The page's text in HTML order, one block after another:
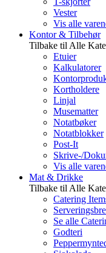
Vester
Vis alle
Kontor & Tilbehør
Tilbake til Alle
Etuier
Kalkulatorer
Kortholdere
Linjal
Musematter
Notatbøker
Notatblokker
Post-It
Skrive-/
Vis alle
Mat & Drikke
Tilbake til Alle
Catering
Se alle
Godteri